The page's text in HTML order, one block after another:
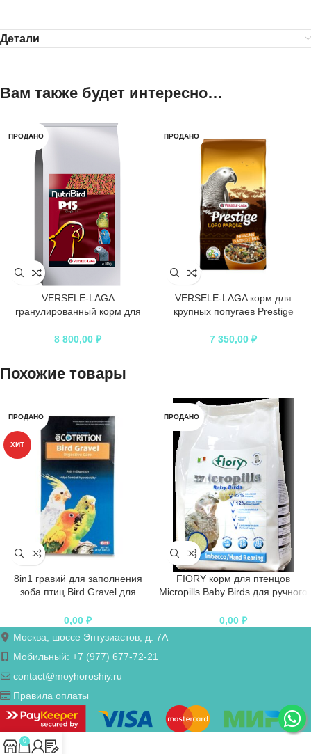
Детали
Вам также будет интересно…
ПРОДАНО
VERSELE-LAGA
гранулированный корм для
Tropical
8 800,00 ₽
ПРОДАНО
VERSELE-LAGA корм для
крупных попугаев Prestige
Parque Mix
7 350,00 ₽
Похожие товары
ПРОДАНО
ХИТ
8in1 гравий для заполнения
зоба птиц Bird Gravel для
попугаев 680 г
0,00 ₽
ПРОДАНО
FIORY корм для птенцов
Micropills Baby Birds для ручного
0,00 ₽
Москва, шоссе Энтузиастов, д. 7А
Мобильный: +7 (977) 677-72-21
contact@moyhoroshiy.ru
Правила оплаты
0